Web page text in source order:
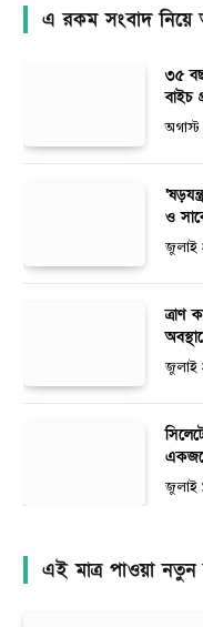
এ রকম সংবাদ
৩৫
বাইচ
ও
জুলাই
ত্রাণ
জুলাই
জুলাই
এই মাত্র পাওয়া নতুন